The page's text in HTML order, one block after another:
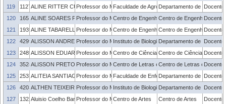
119
1127727ALINE RITTER CURTIProfessor do Magistério Superior
Faculdade de Agronomia Eliseu Maciel
Departamento de Fitotecnia
Docente
120
1651683ALINE SOARES PEREIRAProfessor do Magistério Superior
Centro de EngenhariasCentro de Engenharias
Docente
121
1939753ALINE TABARELLI Professor do Magistério Superior
Centro de EngenhariasCentro de Engenharias
Docente
122
4299183ALISSON ANDRE ROBE FONSECA
Professor do Magistério Superior
Instituto de BiologiaDepartamento de
Docente
123
2489874ALISSON EDUARDO MAEHLERProfessor do Magistério Superior
Centro de Ciências Socio-Organizacionais
Centro de Ciências Socio-
Docente
124
3528791ALISSON PRETO SOUZAProfessor do Magistério Superior
Centro de Letras e Comunicação
Centro de Letras eDocente
125
2537481ALITEIA SANTIAGO DILELIOProfessor do Magistério Superior
Faculdade de EnfermagemDepartamento de Docente
126
420387ALTHEN TEIXEIRA FILHOProfessor do Magistério Superior
Instituto de BiologiaDepartamento de
Docente
127
1322253Aluisio Coelho BarrosProfessor do Magistério Superior
Centro de Artes Centro de Artes
Docente